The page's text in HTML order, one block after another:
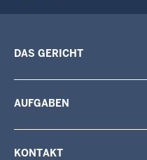
DAS GERICHT
AUFGABEN
KONTAKT